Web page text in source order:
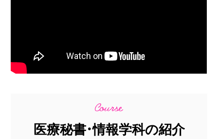
医療秘書・情報学科の紹介